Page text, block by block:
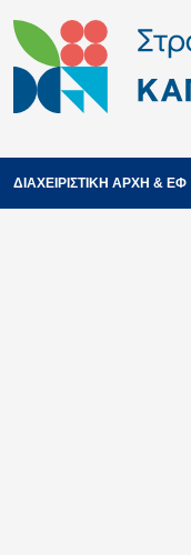
ΔΙΑΧΕΙΡΙΣΤΙΚΗ ΑΡΧΗ & ΕΦ